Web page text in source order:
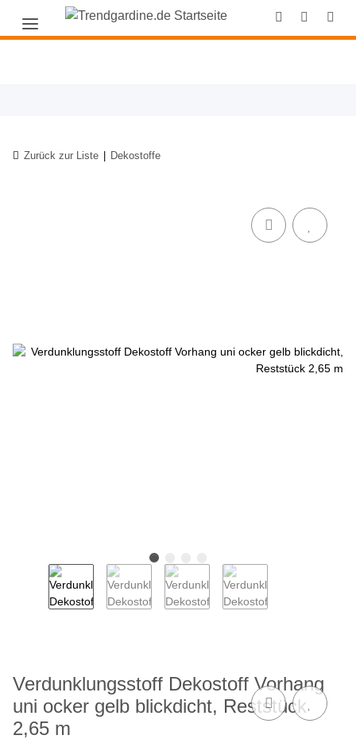
Zurück zur Liste Dekostoffe
Verdunklungsstoff Dekostoff Vorhang
uni ocker gelb blickdicht, Reststück
2,65 m